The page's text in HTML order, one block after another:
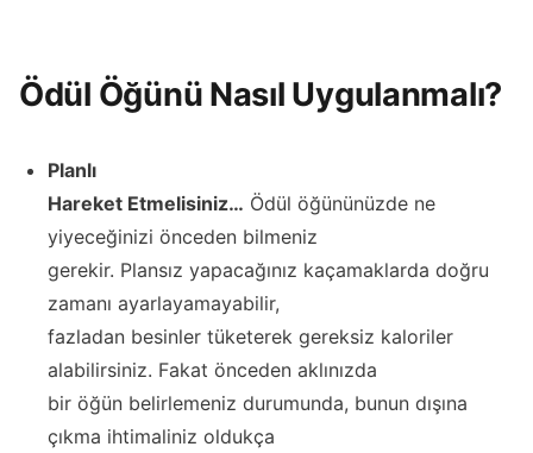
Ödül Öğünü Nasıl Uygulanmalı?
Planlı
Hareket Etmelisiniz… Ödül öğününüzde ne
yiyeceğinizi önceden bilmeniz
gerekir. Plansız yapacağınız kaçamaklarda doğru
zamanı ayarlayamayabilir,
fazladan besinler tüketerek gereksiz kaloriler
alabilirsiniz. Fakat önceden aklınızda
bir öğün belirlemeniz durumunda, bunun dışına
çıkma ihtimaliniz oldukça